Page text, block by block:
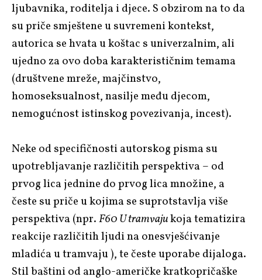
ljubavnika, roditelja i djece. S obzirom na to da
su priče smještene u suvremeni kontekst,
autorica se hvata u koštac s univerzalnim, ali
ujedno za ovo doba karakterističnim temama
(društvene mreže, majčinstvo,
homoseksualnost, nasilje među djecom,
nemogućnost istinskog povezivanja, incest).
Neke od specifičnosti autorskog pisma su
upotrebljavanje različitih perspektiva – od
prvog lica jednine do prvog lica množine, a
česte su priče u kojima se suprotstavlja više
perspektiva (npr.F60 U tramvajukoja tematizira
reakcije različitih ljudi na onesvješćivanje
mladića u tramvaju ), te česte uporabe dijaloga.
Stil baštini od anglo-američke kratkopričaške